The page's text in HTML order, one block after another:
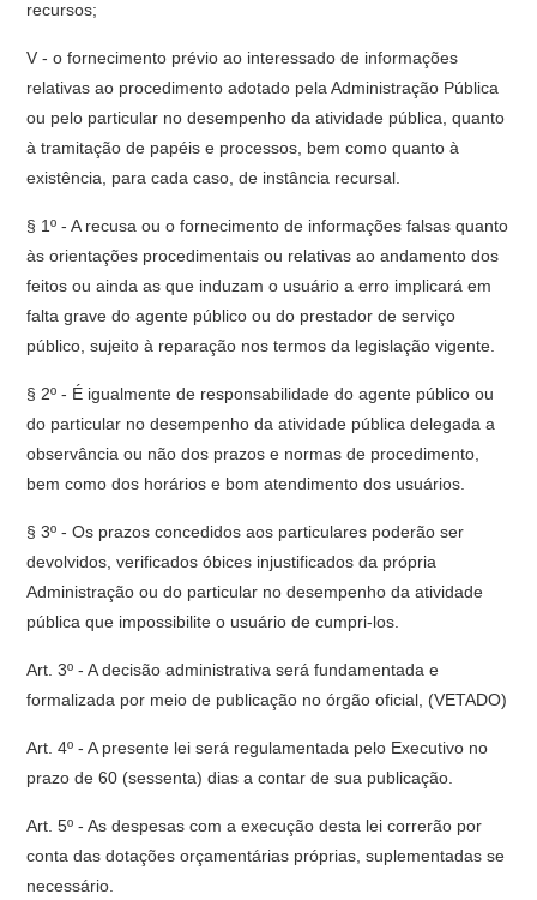
recursos;
V - o fornecimento prévio ao interessado de informações
relativas ao procedimento adotado pela Administração Pública
ou pelo particular no desempenho da atividade pública, quanto
à tramitação de papéis e processos, bem como quanto à
existência, para cada caso, de instância recursal.
§ 1º - A recusa ou o fornecimento de informações falsas quanto
às orientações procedimentais ou relativas ao andamento dos
feitos ou ainda as que induzam o usuário a erro implicará em
falta grave do agente público ou do prestador de serviço
público, sujeito à reparação nos termos da legislação vigente.
§ 2º - É igualmente de responsabilidade do agente público ou
do particular no desempenho da atividade pública delegada a
observância ou não dos prazos e normas de procedimento,
bem como dos horários e bom atendimento dos usuários.
§ 3º - Os prazos concedidos aos particulares poderão ser
devolvidos, verificados óbices injustificados da própria
Administração ou do particular no desempenho da atividade
pública que impossibilite o usuário de cumpri-los.
Art. 3º - A decisão administrativa será fundamentada e
formalizada por meio de publicação no órgão oficial, (VETADO)
Art. 4º - A presente lei será regulamentada pelo Executivo no
prazo de 60 (sessenta) dias a contar de sua publicação.
Art. 5º - As despesas com a execução desta lei correrão por
conta das dotações orçamentárias próprias, suplementadas se
necessário.